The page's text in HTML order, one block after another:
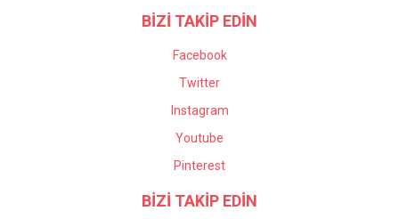
BİZİ TAKİP EDİN
Facebook
Twitter
Instagram
Youtube
Pinterest
BİZİ TAKİP EDİN